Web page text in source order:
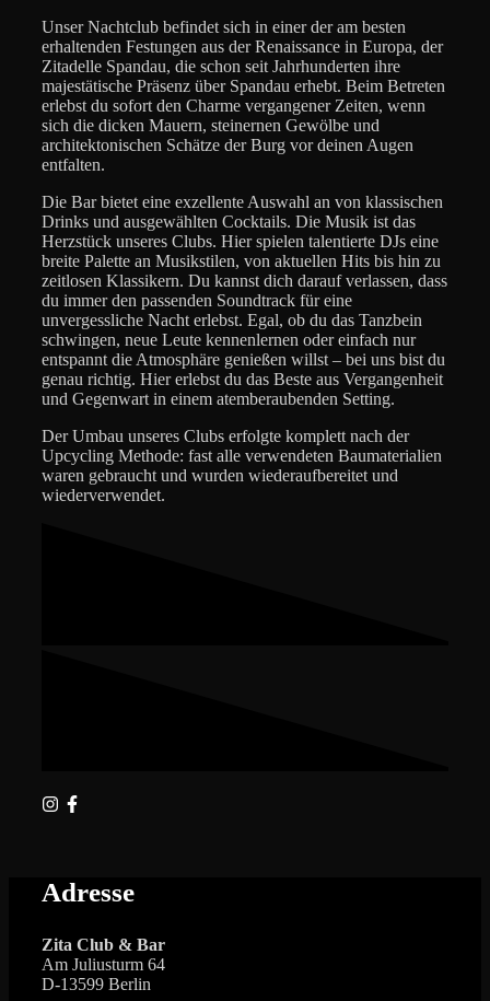
Unser Nachtclub befindet sich in einer der am besten
erhaltenden Festungen aus der Renaissance in Europa, der
Zitadelle Spandau, die schon seit Jahrhunderten ihre
majestätische Präsenz über Spandau erhebt. Beim Betreten
erlebst du sofort den Charme vergangener Zeiten, wenn
sich die dicken Mauern, steinernen Gewölbe und
architektonischen Schätze der Burg vor deinen Augen
entfalten.
Die Bar bietet eine exzellente Auswahl an von klassischen
Drinks und ausgewählten Cocktails. Die Musik ist das
Herzstück unseres Clubs. Hier spielen talentierte DJs eine
breite Palette an Musikstilen, von aktuellen Hits bis hin zu
zeitlosen Klassikern. Du kannst dich darauf verlassen, dass
du immer den passenden Soundtrack für eine
unvergessliche Nacht erlebst. Egal, ob du das Tanzbein
schwingen, neue Leute kennenlernen oder einfach nur
entspannt die Atmosphäre genießen willst – bei uns bist du
genau richtig. Hier erlebst du das Beste aus Vergangenheit
und Gegenwart in einem atemberaubenden Setting.
Der Umbau unseres Clubs erfolgte komplett nach der
Upcycling Methode: fast alle verwendeten Baumaterialien
waren gebraucht und wurden wiederaufbereitet und
wiederverwendet.
Adresse
Zita Club & Bar
Am Juliusturm 64
D-13599 Berlin